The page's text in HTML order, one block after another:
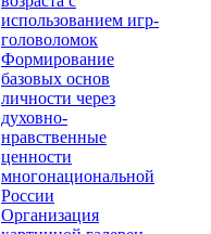
использованием игр-
головоломок
Формирование
базовых основ
личности через
духовно-
нравственные
ценности
многонациональной
России
Организация